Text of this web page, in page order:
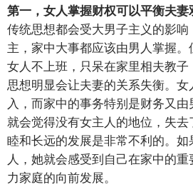
第一，女人掌握财权可以平衡夫妻
传统思想都会受大男子主义的影
主，家中大事都应该由男人掌握
女人不上班，只呆在家里相夫教
思想明显会让夫妻的关系失衡。
入，而家中的事务特别是财务又
就会觉得没有女主人的地位，失
睦和长远的发展是非常不利的。
人，她就会感受到自己在家中的
力家庭的向前发展。